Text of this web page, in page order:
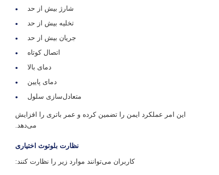
شارژ بیش از حد
تخلیه بیش از حد
جریان بیش از حد
اتصال کوتاه
دمای بالا
دمای پایین
متعادل‌سازی سلول
این امر عملکرد ایمن را تضمین کرده و عمر باتری را افزایش
می‌دهد.
نظارت بلوتوث اختیاری
کاربران می‌توانند موارد زیر را نظارت کنند: